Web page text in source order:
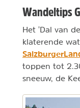
Wandeltips
Het 'Dal van
klaterende
toppen tot
sneeuw, de